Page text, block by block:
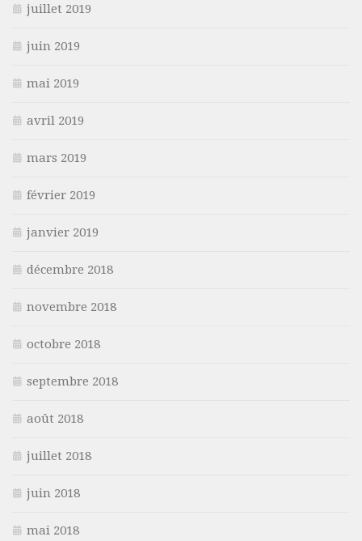
juillet 2019
juin 2019
mai 2019
avril 2019
mars 2019
février 2019
janvier 2019
décembre 2018
novembre 2018
octobre 2018
septembre 2018
août 2018
juillet 2018
juin 2018
mai 2018